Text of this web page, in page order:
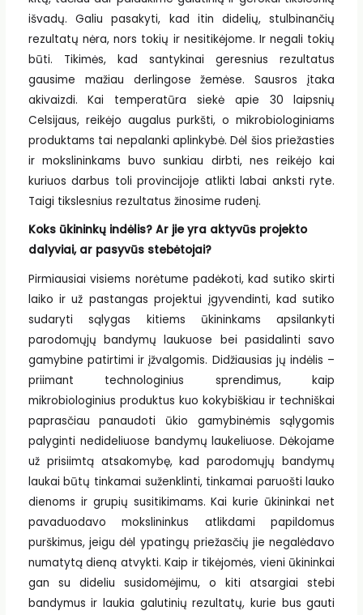
išvadų. Galiu pasakyti, kad itin didelių, stulbinančių
rezultatų nėra, nors tokių ir nesitikėjome. Ir negali tokių
būti. Tikimės, kad santykinai geresnius rezultatus
gausime mažiau derlingose žemėse. Sausros įtaka
akivaizdi. Kai temperatūra siekė apie 30 laipsnių
Celsijaus, reikėjo augalus purkšti, o mikrobiologiniams
produktams tai nepalanki aplinkybė. Dėl šios priežasties
ir mokslininkams buvo sunkiau dirbti, nes reikėjo kai
kuriuos darbus toli provincijoje atlikti labai anksti ryte.
Taigi tikslesnius rezultatus žinosime rudenį.
Koks ūkininkų indėlis? Ar jie yra aktyvūs projekto
dalyviai, ar pasyvūs stebėtojai?
Pirmiausiai visiems norėtume padėkoti, kad sutiko skirti
laiko ir už pastangas projektui įgyvendinti, kad sutiko
sudaryti sąlygas kitiems ūkininkams apsilankyti
parodomųjų bandymų laukuose bei pasidalinti savo
gamybine patirtimi ir įžvalgomis. Didžiausias jų indėlis –
priimant technologinius sprendimus, kaip
mikrobiologinius produktus kuo kokybiškiau ir techniškai
paprasčiau panaudoti ūkio gamybinėmis sąlygomis
palyginti nedideliuose bandymų laukeliuose. Dėkojame
už prisiimtą atsakomybę, kad parodomųjų bandymų
laukai būtų tinkamai suženklinti, tinkamai paruošti lauko
dienoms ir grupių susitikimams. Kai kurie ūkininkai net
pavaduodavo mokslininkus atlikdami papildomus
purškimus, jeigu dėl ypatingų priežasčių jie negalėdavo
numatytą dieną atvykti. Kaip ir tikėjomės, vieni ūkininkai
gan su dideliu susidomėjimu, o kiti atsargiai stebi
bandymus ir laukia galutinių rezultatų, kurie bus gauti